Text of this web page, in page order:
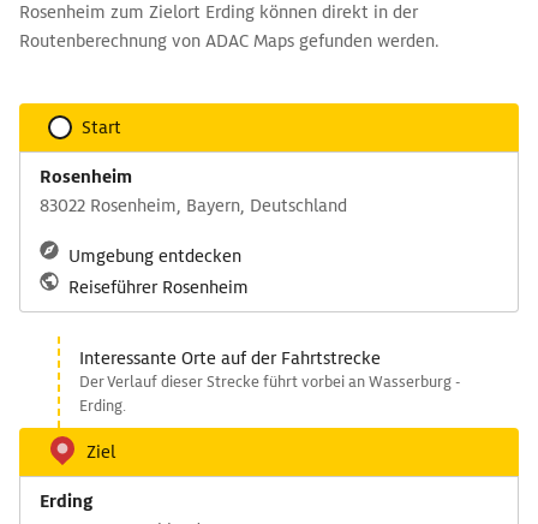
Rosenheim zum Zielort Erding können direkt in der
Routenberechnung von ADAC Maps gefunden werden.
Start
Rosenheim
83022 Rosenheim, Bayern, Deutschland
Umgebung entdecken
Reiseführer Rosenheim
Interessante Orte auf der Fahrtstrecke
Der Verlauf dieser Strecke führt vorbei an Wasserburg -
Erding.
Ziel
Erding